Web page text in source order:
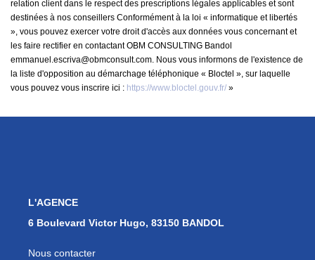
relation client dans le respect des prescriptions légales applicables et sont
destinées à nos conseillers Conformément à la loi « informatique et libertés
», vous pouvez exercer votre droit d'accès aux données vous concernant et
les faire rectifier en contactant OBM CONSULTING Bandol
emmanuel.escriva@obmconsult.com. Nous vous informons de l'existence de
la liste d'opposition au démarchage téléphonique « Bloctel », sur laquelle
vous pouvez vous inscrire ici : https://www.bloctel.gouv.fr/ »
L'AGENCE
6 Boulevard Victor Hugo, 83150 BANDOL
Nous contacter